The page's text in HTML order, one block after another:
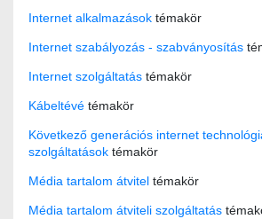
Internet alkalmazások témakör
Internet szabályozás - szabványosítás
Internet szolgáltatás témakör
Kábeltévé témakör
Következő generációs internet
szolgáltatások témakör
Média tartalom átvitel témakör
Média tartalom átviteli szolgáltatás